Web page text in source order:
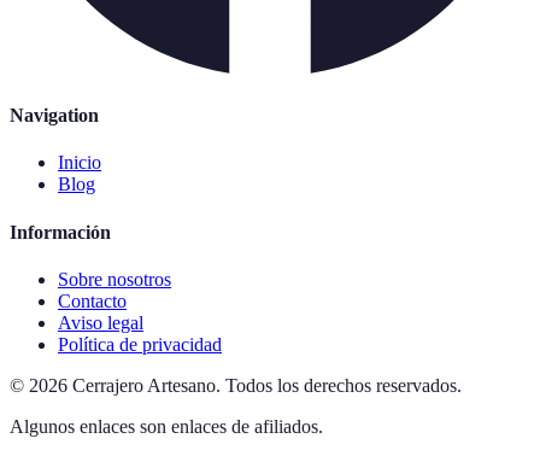
Navigation
Inicio
Blog
Información
Sobre nosotros
Contacto
Aviso legal
Política de privacidad
© 2026 Cerrajero Artesano. Todos los derechos reservados.
Algunos enlaces son enlaces de afiliados.